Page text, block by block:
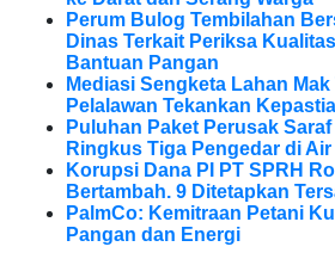
Perum Bulog Tembilahan
Dinas Terkait Periksa
Bantuan Pangan
Mediasi Sengketa Lahan
Pelalawan Tekankan
Puluhan Paket Perusak
Ringkus Tiga Pengedar di
Korupsi Dana PI PT SPRH
Bertambah. 9 Ditetapkan
PalmCo: Kemitraan Petani
Pangan dan Energi